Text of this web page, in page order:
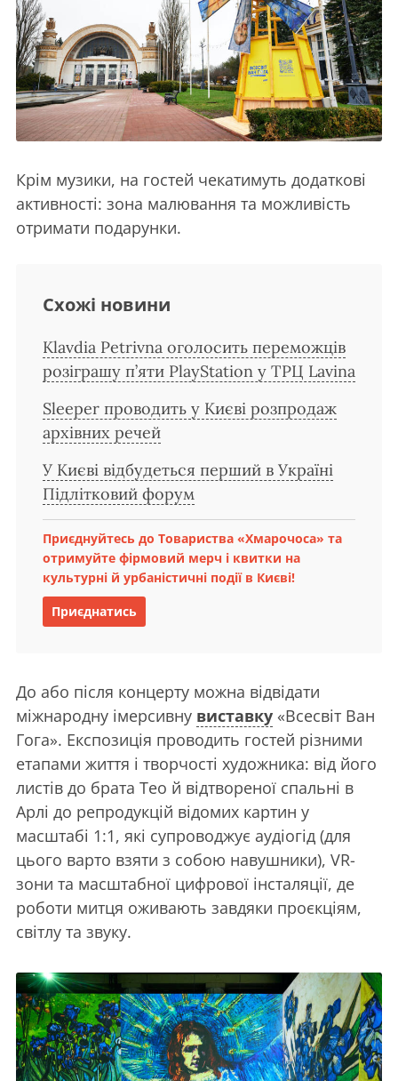
Крім музики, на гостей чекатимуть додаткові
активності: зона малювання та можливість
отримати подарунки.
Схожі новини
Klavdia Petrivna оголосить переможців
розіграшу п’яти PlayStation у ТРЦ Lavina
Sleeper проводить у Києві розпродаж
архівних речей
У Києві відбудеться перший в Україні
Підлітковий форум
Приєднуйтесь до Товариства «Хмарочоса» та
отримуйте фірмовий мерч і квитки на
культурні й урбаністичні події в Києві!
Приєднатись
До або після концерту можна відвідати
міжнародну імерсивну виставку «Всесвіт Ван
Гога». Експозиція проводить гостей різними
етапами життя і творчості художника: від його
листів до брата Тео й відтвореної спальні в
Арлі до репродукцій відомих картин у
масштабі 1:1, які супроводжує аудіогід (для
цього варто взяти з собою навушники), VR-
зони та масштабної цифрової інсталяції, де
роботи митця оживають завдяки проєкціям,
світлу та звуку.